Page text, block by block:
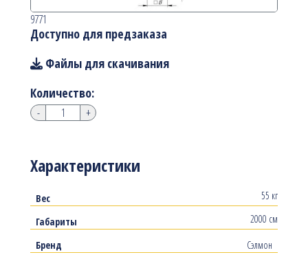
Характеристики
Вес
55 кг
Габариты
2000 см
Бренд
Сэлмон
9771
Доступно для предзаказа
Файлы для скачивания
Количество:
- +